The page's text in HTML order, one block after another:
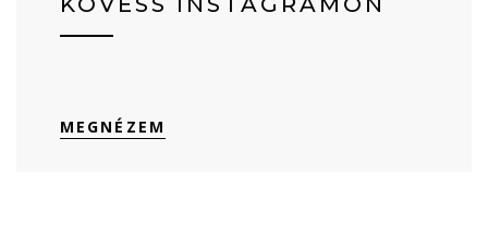
MEGNÉZEM